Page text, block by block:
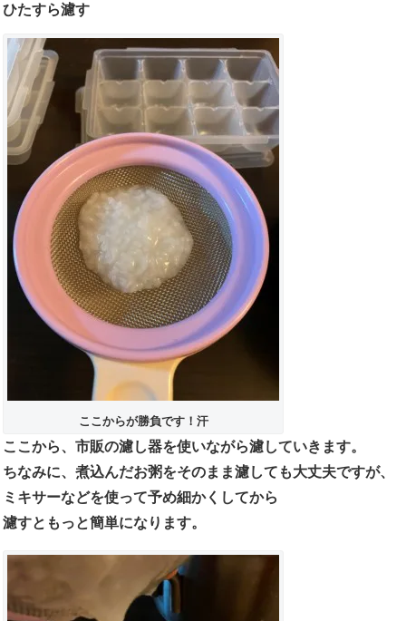
ひたすら濾す
ここからが勝負です！汗
ここから、市販の濾し器を使いながら濾していきます。
ちなみに、煮込んだお粥をそのまま濾しても大丈夫ですが、
ミキサーなどを使って予め細かくしてから
濾すともっと簡単になります。